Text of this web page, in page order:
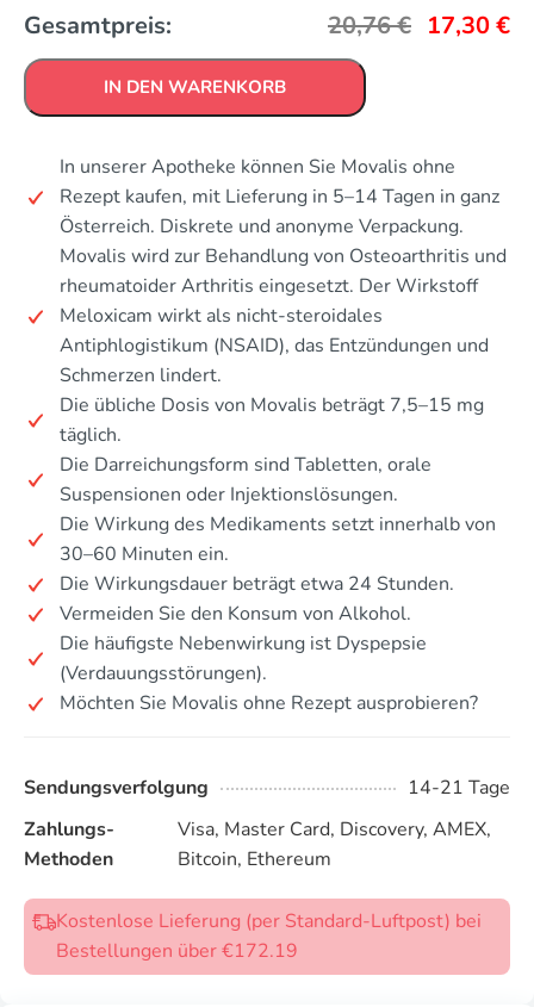
Gesamtpreis: 20,76€ 17,30€
IN DEN WARENKORB
In unserer Apotheke können Sie Movalis ohne
Rezept kaufen, mit Lieferung in 5–14 Tagen in ganz
Österreich. Diskrete und anonyme Verpackung.
Movalis wird zur Behandlung von Osteoarthritis und
rheumatoider Arthritis eingesetzt. Der Wirkstoff
Meloxicam wirkt als nicht-steroidales
Antiphlogistikum (NSAID), das Entzündungen und
Schmerzen lindert.
Die übliche Dosis von Movalis beträgt 7,5–15 mg
täglich.
Die Darreichungsform sind Tabletten, orale
Suspensionen oder Injektionslösungen.
Die Wirkung des Medikaments setzt innerhalb von
30–60 Minuten ein.
Die Wirkungsdauer beträgt etwa 24 Stunden.
Vermeiden Sie den Konsum von Alkohol.
Die häufigste Nebenwirkung ist Dyspepsie
(Verdauungsstörungen).
Möchten Sie Movalis ohne Rezept ausprobieren?
Sendungsverfolgung
14-21 Tage
Zahlungs-
Methoden
Visa, Master Card, Discovery, AMEX,
Bitcoin, Ethereum
Kostenlose Lieferung (per Standard-Luftpost) bei
Bestellungen über €172.19